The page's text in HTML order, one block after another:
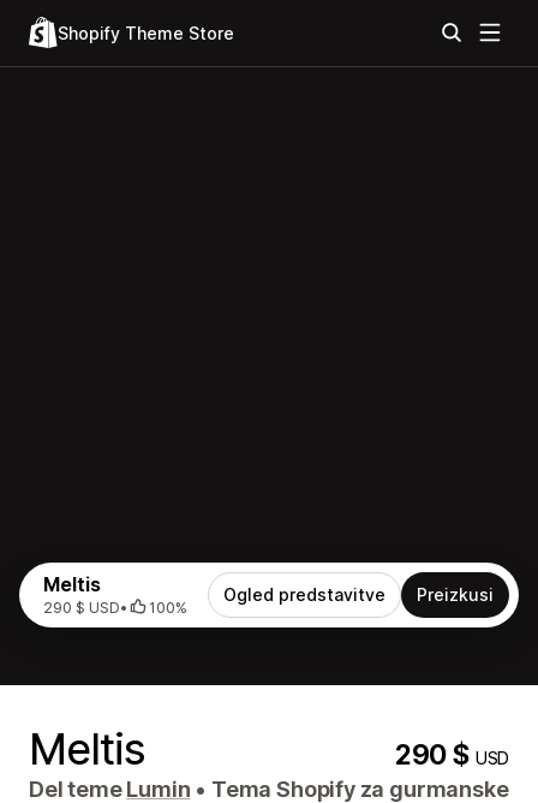
Shopify Theme Store
Meltis
290 $ USD• 100%
Ogled predstavitve Preizkusi
Meltis 290 $USD
Del temeLumin • Tema Shopify za gurmanske